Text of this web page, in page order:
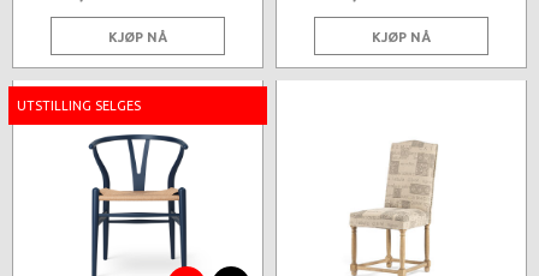
KJØP NÅ KJØP NÅ
UTSTILLING SELGES